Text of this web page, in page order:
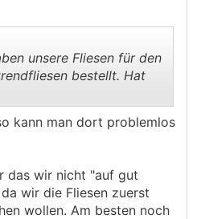
..
unsere Fliesen für den
bestellt. Hat
kann man dort problemlos
das wir nicht "auf gut
wir die Fliesen zuerst
wollen. Am besten noch